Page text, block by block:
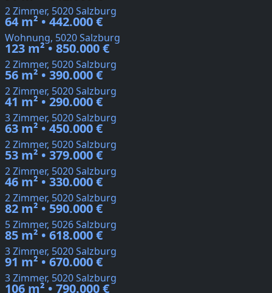
2 Zimmer, 5020 Salzburg
64 m² • 442.000 €
Wohnung, 5020 Salzburg
123 m² • 850.000 €
2 Zimmer, 5020 Salzburg
56 m² • 390.000 €
2 Zimmer, 5020 Salzburg
41 m² • 290.000 €
3 Zimmer, 5020 Salzburg
63 m² • 450.000 €
2 Zimmer, 5020 Salzburg
53 m² • 379.000 €
2 Zimmer, 5020 Salzburg
46 m² • 330.000 €
2 Zimmer, 5020 Salzburg
82 m² • 590.000 €
5 Zimmer, 5026 Salzburg
85 m² • 618.000 €
3 Zimmer, 5020 Salzburg
91 m² • 670.000 €
3 Zimmer, 5020 Salzburg
106 m² • 790.000 €